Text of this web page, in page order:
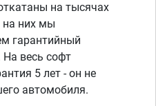
на тысячах
на них мы
гарантийный
весь софт
5 лет - он не
автомобиля.